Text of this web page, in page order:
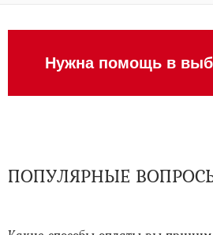
Нужна помощь в
ПОПУЛЯРНЫЕ